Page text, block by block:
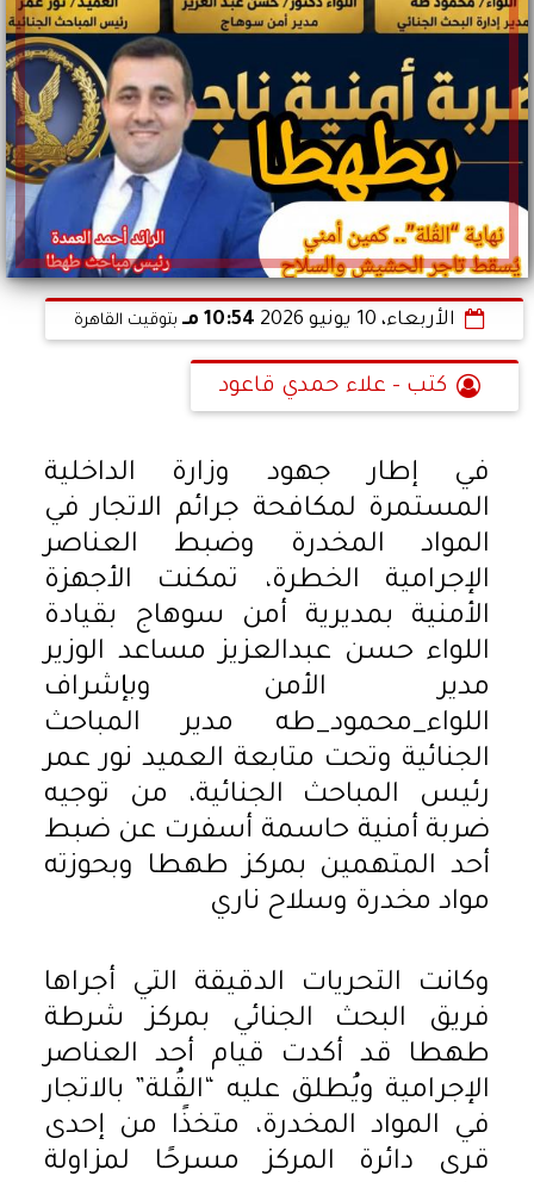
الأربعاء، 10 يونيو 2026 10:54 مـ بتوقيت القاهرة
كتب - علاء حمدي قاعود
في إطار جهود وزارة الداخلية
المستمرة لمكافحة جرائم الاتجار في
المواد المخدرة وضبط العناصر
الإجرامية الخطرة، تمكنت الأجهزة
الأمنية بمديرية أمن سوهاج بقيادة
اللواء حسن عبدالعزيز مساعد الوزير
مدير الأمن وبإشراف
اللواء_محمود_طه مدير المباحث
الجنائية وتحت متابعة العميد نور عمر
رئيس المباحث الجنائية، من توجيه
ضربة أمنية حاسمة أسفرت عن ضبط
أحد المتهمين بمركز طهطا وبحوزته
مواد مخدرة وسلاح ناري
وكانت التحريات الدقيقة التي أجراها
فريق البحث الجنائي بمركز شرطة
طهطا قد أكدت قيام أحد العناصر
الإجرامية ويُطلق عليه “القُلة” بالاتجار
في المواد المخدرة، متخذًا من إحدى
قرى دائرة المركز مسرحًا لمزاولة